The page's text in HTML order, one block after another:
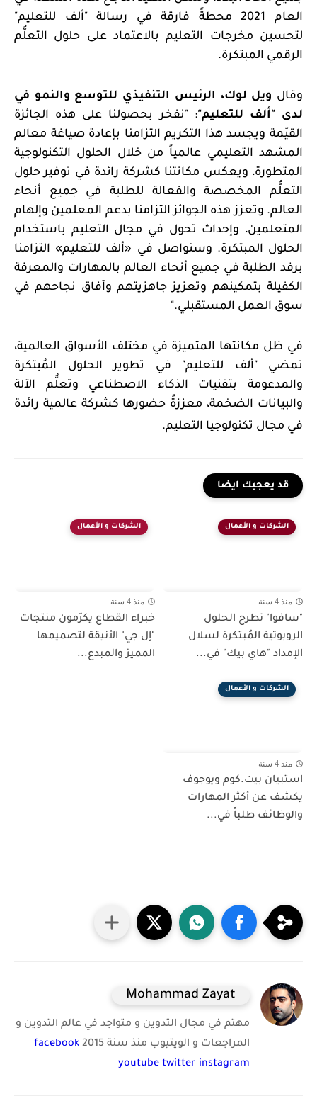
العام 2021 محطةً فارقة في رسالة "ألف للتعليم"
لتحسين مخرجات التعليم بالاعتماد على حلول التعلُّم
الرقمي المبتكرة.
وقال ويل لوك، الرئيس التنفيذي للتوسع والنمو في
لدى "ألف للتعليم": "نفخر بحصولنا على هذه الجائزة
القيّمة ويجسد هذا التكريم التزامنا بإعادة صياغة معالم
المشهد التعليمي عالمياً من خلال الحلول التكنولوجية
المتطورة، ويعكس مكانتنا كشركة رائدة في توفير حلول
التعلُّم المخصصة والفعالة للطلبة في جميع أنحاء
العالم. وتعزز هذه الجوائز التزامنا بدعم المعلمين وإلهام
المتعلمين، وإحداث تحول في مجال التعليم باستخدام
الحلول المبتكرة. وسنواصل في «ألف للتعليم» التزامنا
برفد الطلبة في جميع أنحاء العالم بالمهارات والمعرفة
الكفيلة بتمكينهم وتعزيز جاهزيتهم وآفاق نجاحهم في
سوق العمل المستقبلي."
في ظل مكانتها المتميزة في مختلف الأسواق العالمية،
تمضي "ألف للتعليم" في تطوير الحلول المُبتكرة
والمدعومة بتقنيات الذكاء الاصطناعي وتعلُّم الآلة
والبيانات الضخمة، معززةً حضورها كشركة عالمية رائدة
في مجال تكنولوجيا التعليم.
قد يعجبك ايضا
الشركات و الأعمال
منذ 4 سنة
"سافوا" تطرح الحلول
الروبوتية المُبتكرة لسلال
الإمداد "هاي بيك" في...
الشركات و الأعمال
منذ 4 سنة
خبراء القطاع يكرّمون منتجات
"إل جي" الأنيقة لتصميمها
المميز والمبدع...
الشركات و الأعمال
منذ 4 سنة
استبيان بيت.كوم ويوجوف
يكشف عن أكثر المهارات
والوظائف طلباً في...
Mohammad Zayat
مهتم في مجال التدوين و متواجد في عالم التدوين و
المراجعات و الويتيوب منذ سنة 2015
facebook
youtube twitter instagram